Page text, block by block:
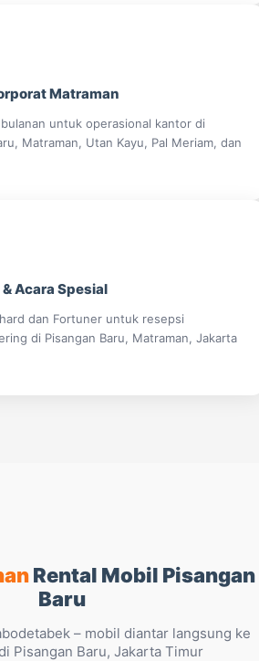
Matraman
untuk operasional kantor di
Matraman, Utan Kayu, Pal Meriam, dan
Acara Spesial
dan Fortuner untuk resepsi
di Pisangan Baru, Matraman, Jakarta
Rental Mobil Pisangan
Baru
– mobil diantar langsung ke
Pisangan Baru, Jakarta Timur